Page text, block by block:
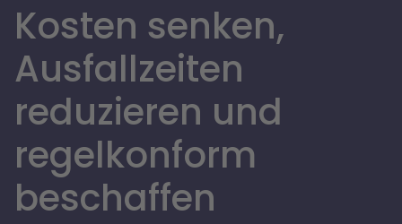
Kosten senken,
Ausfallzeiten
reduzieren und
regelkonform
beschaffen